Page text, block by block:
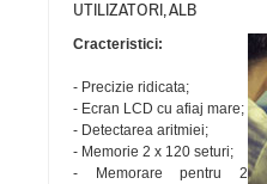
UTILIZATORI, ALB
Cracteristici:
- Precizie ridicata;
- Ecran LCD cu afiaj mare;
- Detectarea aritmiei;
- Memorie 2 x 120 seturi;
- Memorare pentru 2